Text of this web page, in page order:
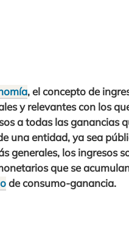
, el concepto de
y relevantes con los
a todas las ganancias
una entidad, ya sea
generales, los ingresos
que se
de consumo-ganancia.